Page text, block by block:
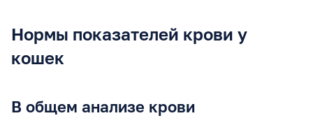
Нормы показателей крови у
кошек
В общем анализе крови